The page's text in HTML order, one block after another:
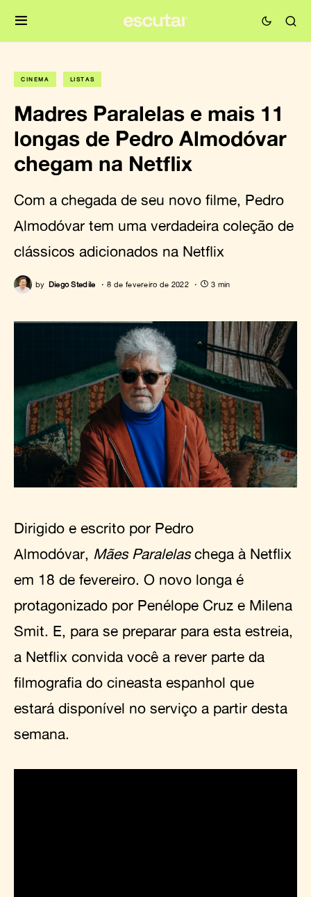
CINEMA LISTAS
Madres Paralelas e mais 11
longas de Pedro Almodóvar
chegam na Netflix
Com a chegada de seu novo filme, Pedro
Almodóvar tem uma verdadeira coleção de
clássicos adicionados na Netflix
by Diego Stedile 8 de fevereiro de 2022 3 min
Dirigido e escrito por Pedro
Almodóvar, Mães Paralelaschega à Netflix
em 18 de fevereiro. O novo longa é
protagonizado por Penélope Cruz e Milena
Smit. E, para se preparar para esta estreia,
a Netflix convida você a rever parte da
filmografia do cineasta espanhol que
estará disponível no serviço a partir desta
semana.